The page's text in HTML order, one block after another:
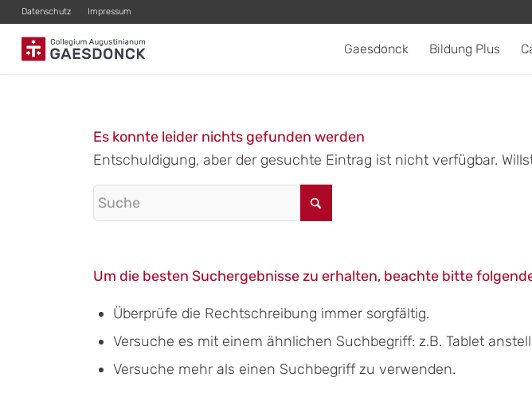
Datenschutz Impressum
Gaesdonck Bildung Plus
Es konnte leider nichts gefunden werden
Entschuldigung, aber der gesuchte Eintrag ist nicht verfügbar.
Um die besten Suchergebnisse zu erhalten, beachte bitte
Überprüfe die Rechtschreibung immer sorgfältig.
Versuche es mit einem ähnlichen Suchbegriff: z.B. Tablet
Versuche mehr als einen Suchbegriff zu verwenden.